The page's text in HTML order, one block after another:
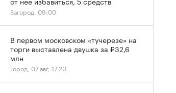
Загород, 09:00
В первом московском «тучерезе» на
торги выставлена двушка за ₽32,6
млн
Город, 07 авг, 17:20